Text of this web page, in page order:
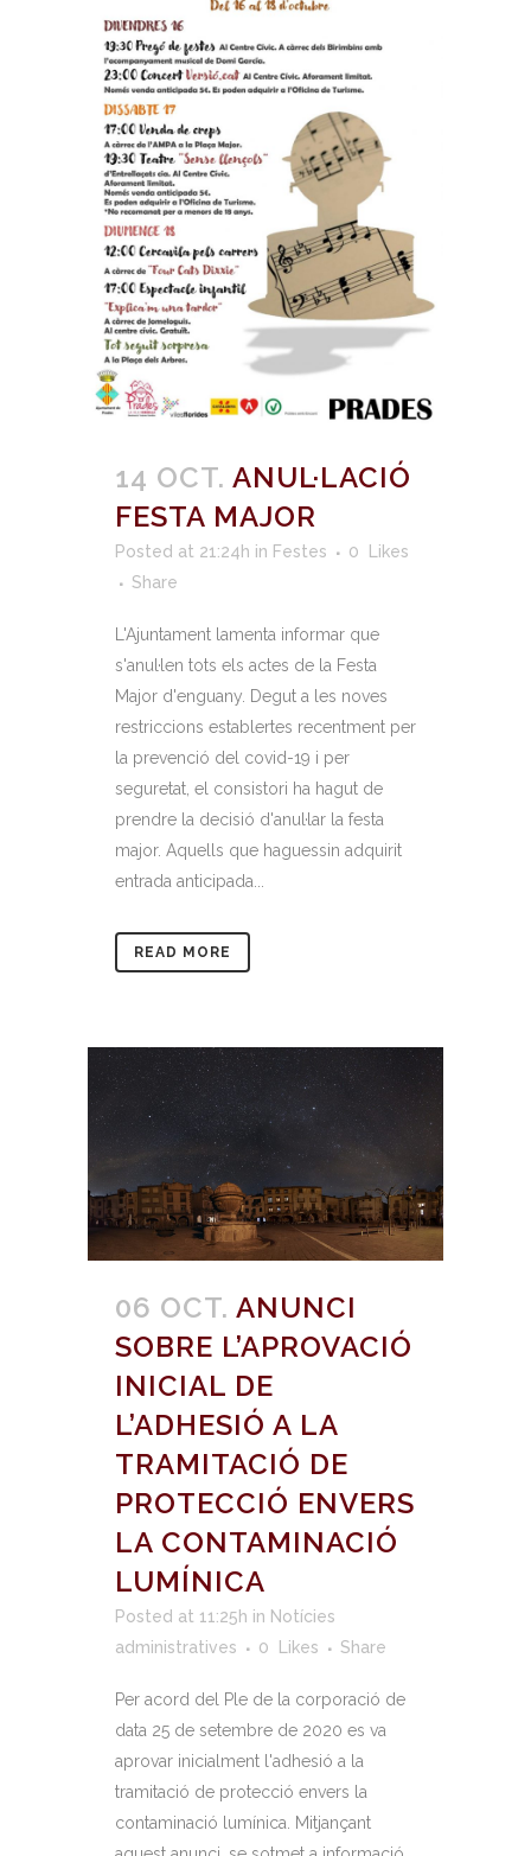
14 OCT. ANUL·LACIÓ
FESTA MAJOR
Posted at 21:24h in Festes 0
Likes
Share
L'Ajuntament lamenta informar que
s'anul·len tots els actes de la Festa
Major d'enguany. Degut a les noves
restriccions establertes recentment per
la prevenció del covid-19 i per
seguretat, el consistori ha hagut de
prendre la decisió d'anul·lar la festa
major. Aquells que haguessin adquirit
entrada anticipada...
READ MORE
06 OCT. ANUNCI
SOBRE L’APROVACIÓ
INICIAL DE
L’ADHESIÓ A LA
TRAMITACIÓ DE
PROTECCIÓ ENVERS
LA CONTAMINACIÓ
LUMÍNICA
Posted at 11:25h in Notícies
administratives
0 Likes Share
Per acord del Ple de la corporació de
data 25 de setembre de 2020 es va
aprovar inicialment l'adhesió a la
tramitació de protecció envers la
contaminació lumínica. Mitjançant